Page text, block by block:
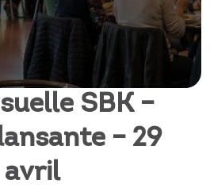
SBK –
– 29
avril